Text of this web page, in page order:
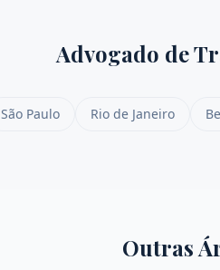
Advogado de
São Paulo Rio de Janeiro
Outras